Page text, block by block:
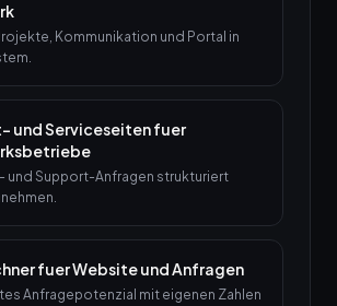
Kommunikation und Portal in
und Serviceseiten fuer
und Support-Anfragen strukturiert
fuer Website und Anfragen
Anfragepotenzial mit eigenen Zahlen